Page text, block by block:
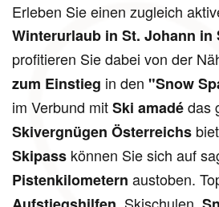
Erleben Sie einen zugleich
Winterurlaub in St. Johann in
profitieren Sie dabei von der
zum Einstieg in den "Snow
im Verbund mitSki amadédas
Skivergnügen Österreichs
Skipass können Sie sich auf
Pistenkilometern austoben.